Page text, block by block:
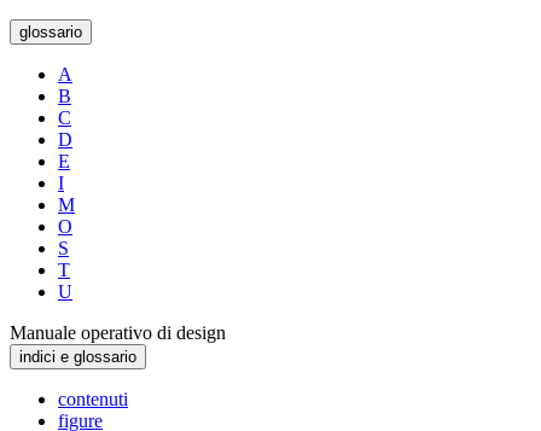
glossario
A
B
C
D
E
I
M
O
S
T
U
Manuale operativo di design
indici e glossario
contenuti
figure